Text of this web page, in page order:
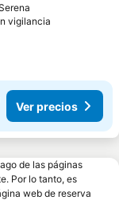
vigilancia
Ver precios
de las páginas
Por lo tanto, es
web de reserva